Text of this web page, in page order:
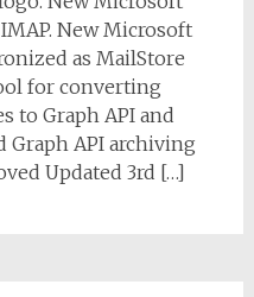
New Microsoft
as MailStore
for converting
to Graph API and
Graph API archiving
Updated 3rd […]